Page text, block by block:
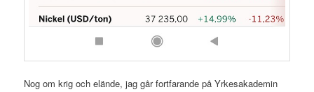
Nog om krig och elände, jag går fortfarande på Yrkesakademin